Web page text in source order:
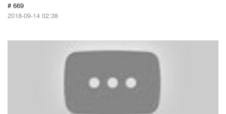
# 669
2018-09-14 02:38